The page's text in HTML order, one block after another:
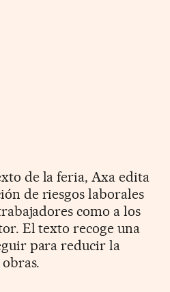
de la feria, Axa edita
de riesgos laborales
como a los
El texto recoge una
para reducir la